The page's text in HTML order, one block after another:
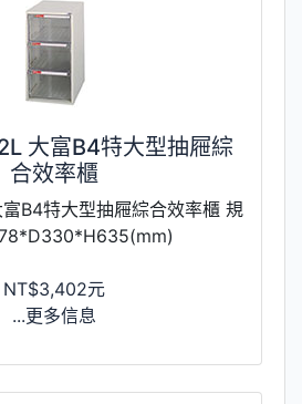
大富B4特大型抽屜綜
合效率櫃
B4特大型抽屜綜合效率櫃 規
NT$3,402元
...更多信息